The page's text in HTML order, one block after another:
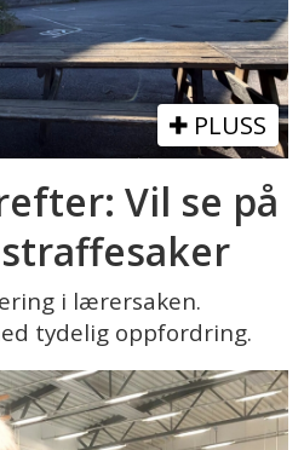
PLUSS
Vil se på
i lærersaken.
tydelig oppfordring.